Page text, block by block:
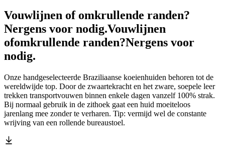
Vouwlijnen of omkrullende randen?
Nergens voor nodig.Vouwlijnen
ofomkrullende randen?Nergens voor
nodig.
Onze handgeselecteerde Braziliaanse koeienhuiden behoren tot de
wereldwijde top. Door de zwaartekracht en het zware, soepele leer
trekken transportvouwen binnen enkele dagen vanzelf 100% strak.
Bij normaal gebruik in de zithoek gaat een huid moeiteloos
jarenlang mee zonder te verharen. Tip: vermijd wel de constante
wrijving van een rollende bureaustoel.